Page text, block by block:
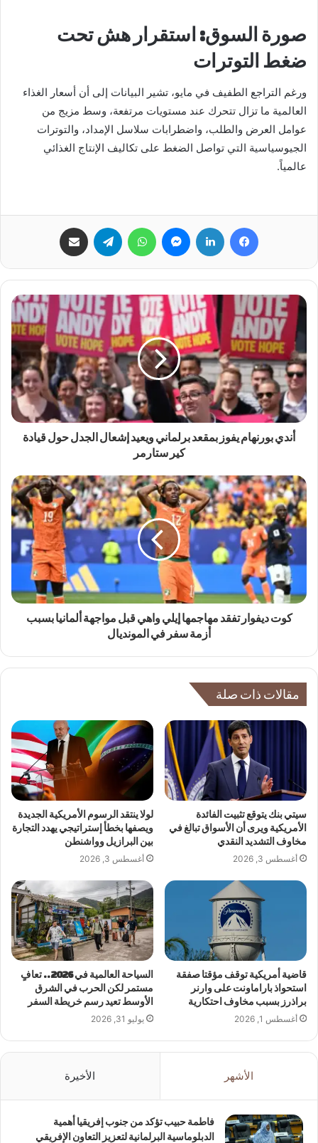
صورة السوق: استقرار هش تحت
ضغط التوترات
ورغم التراجع الطفيف في مايو، تشير البيانات إلى أن أسعار الغذاء
العالمية ما تزال تتحرك عند مستويات مرتفعة، وسط مزيج من
عوامل العرض والطلب، واضطرابات سلاسل الإمداد، والتوترات
الجيوسياسية التي تواصل الضغط على تكاليف الإنتاج الغذائي
عالمياً.
فيسبوك لينكدإن ماسنجر واتساب تيلقرام
أندي بورنهام يفوز بمقعد برلماني ويعيد إشعال الجدل حول قيادة
كير ستارمر
كوت ديفوار تفقد مهاجمها إيلي واهي قبل مواجهة ألمانيا بسبب
أزمة سفر في المونديال
مقالات ذات صلة
سيتي بنك يتوقع تثبيت الفائدة
الأمريكية ويرى أن الأسواق تبالغ في
مخاوف التشديد النقدي
أغسطس 3, 2026
لولا ينتقد الرسوم الأمريكية الجديدة
ويصفها بخطأ إستراتيجي يهدد التجارة
بين البرازيل وواشنطن
أغسطس 3, 2026
قاضية أمريكية توقف مؤقتا صفقة
استحواذ باراماونت على وارنر
براذرز بسبب مخاوف احتكارية
أغسطس 1, 2026
السياحة العالمية في 2026.. تعافٍ
مستمر لكن الحرب في الشرق
الأوسط تعيد رسم خريطة السفر
يوليو 31, 2026
الأشهر الأخيرة
فاطمة حبيب تؤكد من جنوب إفريقيا أهمية
الدبلوماسية البرلمانية لتعزيز التعاون الإفريقي